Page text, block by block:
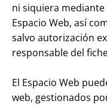
ni siquiera
Espacio Web, así
salvo autorización
responsable del
El Espacio Web
web, gestionados